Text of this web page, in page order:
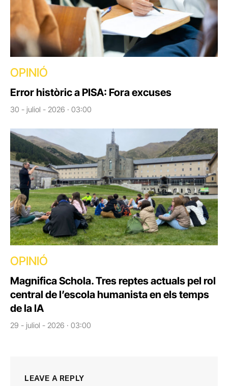
OPINIÓ
Error històric a PISA: Fora excuses
30 - juliol - 2026 · 03:00
OPINIÓ
Magnifica Schola. Tres reptes actuals pel rol
central de l’escola humanista en els temps
de la IA
29 - juliol - 2026 · 03:00
LEAVE A REPLY